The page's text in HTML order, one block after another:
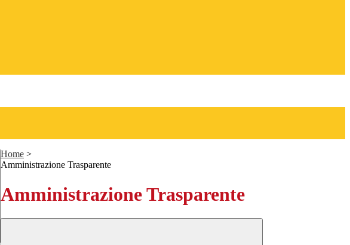
Home >
Amministrazione Trasparente
Amministrazione Trasparente